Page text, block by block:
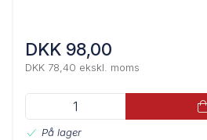
DKK 98,00
DKK 78,40 ekskl. moms
På lager